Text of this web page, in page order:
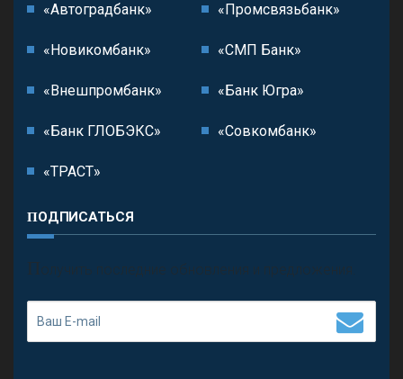
«Автоградбанк» «Промсвязьбанк»
«Новикомбанк» «СМП Банк»
«Внешпромбанк» «Банк Югра»
«Банк ГЛОБЭКС» «Совкомбанк»
«ТРАСТ»
ПОДПИСАТЬСЯ
П олучить последние обновления и предложения.